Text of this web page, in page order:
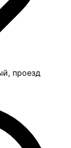
проезд